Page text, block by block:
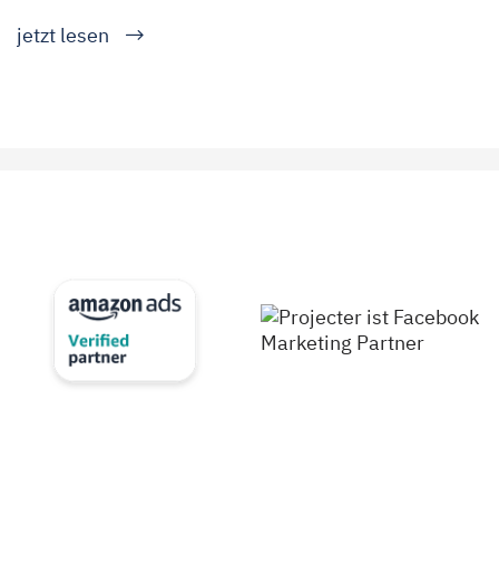
jetzt lesen